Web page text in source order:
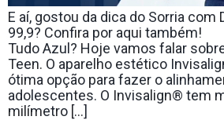
E aí, gostou da dica do Sorria com
99,9? Confira por aqui também! ⠀
Tudo Azul? Hoje vamos falar
Teen. O aparelho estético
ótima opção para fazer o
adolescentes. O Invisalign® tem
milímetro […]